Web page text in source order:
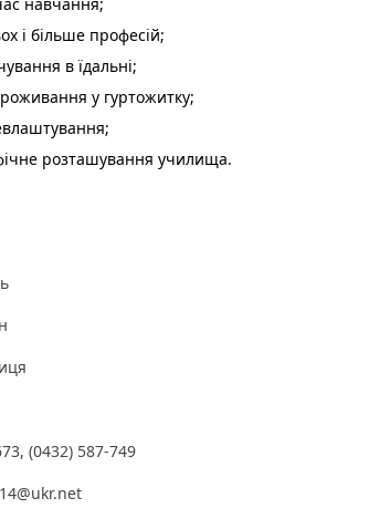
і більше професій;
в їдальні;
у гуртожитку;
розташування училища.
(0432) 587-749